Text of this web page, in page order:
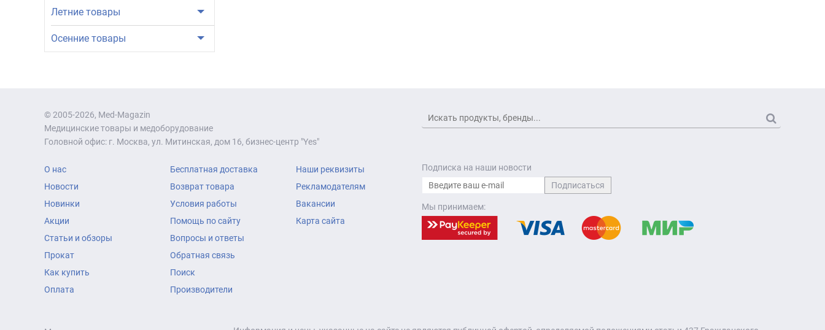
Летние товары
Осенние товары
© 2005-2026, Med-Magazin
Медицинские товары и медоборудование
Головной офис: г. Москва, ул. Митинская, дом 16, бизнес-центр "Yes"
О нас
Новости
Новинки
Акции
Статьи и обзоры
Прокат
Как купить
Оплата
Бесплатная доставка
Возврат товара
Условия работы
Помощь по сайту
Вопросы и ответы
Обратная связь
Поиск
Производители
Наши реквизиты
Рекламодателям
Вакансии
Карта сайта
Подписка на наши новости
Мы принимаем: